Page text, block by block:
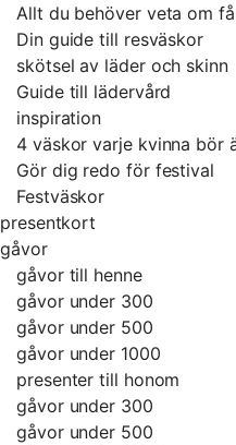
Allt du behöver veta om
Din guide till resväskor
skötsel av läder och skinn
Guide till lädervård
inspiration
4 väskor varje kvinna bör
Gör dig redo för festival
Festväskor
presentkort
gåvor
gåvor till henne
gåvor under 300
gåvor under 500
gåvor under 1000
presenter till honom
gåvor under 300
gåvor under 500